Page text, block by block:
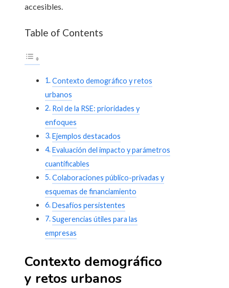
accesibles.
Table of Contents
Contexto demográfico y retos
urbanos
Rol de la RSE: prioridades y
enfoques
Ejemplos destacados
Evaluación del impacto y parámetros
cuantificables
Colaboraciones público-privadas y
esquemas de financiamiento
Desafíos persistentes
Sugerencias útiles para las
empresas
Contexto demográfico
y retos urbanos